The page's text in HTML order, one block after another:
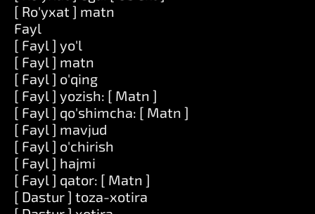
[ Ro'yxat ] matn
Fayl
[ Fayl ] yo'l
[ Fayl ] matn
[ Fayl ] o'qing
[ Fayl ] yozish: [ Matn ]
[ Fayl ] qo'shimcha: [ Matn ]
[ Fayl ] mavjud
[ Fayl ] o'chirish
[ Fayl ] hajmi
[ Fayl ] qator: [ Matn ]
[ Dastur ] toza-xotira